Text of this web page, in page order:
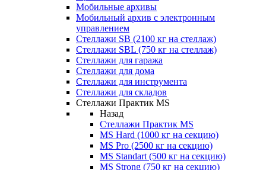
Мобильные архивы
Мобильный архив с электронным
управлением
Стеллажи SB (2100 кг на стеллаж)
Стеллажи SBL (750 кг на стеллаж)
Стеллажи для гаража
Стеллажи для дома
Стеллажи для инструмента
Стеллажи для складов
Стеллажи Практик MS
Назад
Стеллажи Практик MS
MS Hard (1000 кг на секцию)
MS Pro (2500 кг на секцию)
MS Standart (500 кг на секцию)
MS Strong (750 кг на секцию)